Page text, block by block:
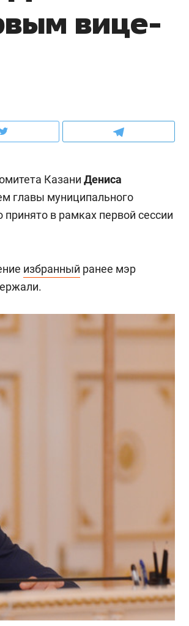
вице-
Казани Дениса
главы муниципального
в рамках первой сессии
избранный ранее мэр
чудных запросах мастеров
налогах и
Рекомендуем
ЖК «Заря»